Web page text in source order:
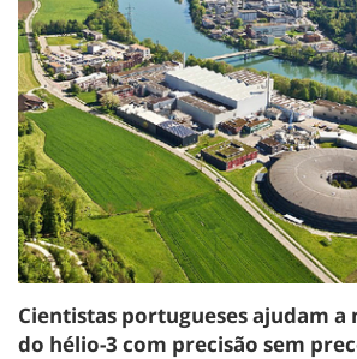
Cientistas portugueses ajudam a
do hélio-3 com precisão sem